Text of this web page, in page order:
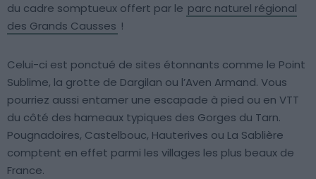
du cadre somptueux offert par le parc naturel régional
des Grands Causses !
Celui-ci est ponctué de sites étonnants comme le Point
Sublime, la grotte de Dargilan ou l’Aven Armand. Vous
pourriez aussi entamer une escapade à pied ou en VTT
du côté des hameaux typiques des Gorges du Tarn.
Pougnadoires, Castelbouc, Hauterives ou La Sablière
comptent en effet parmi les villages les plus beaux de
France.